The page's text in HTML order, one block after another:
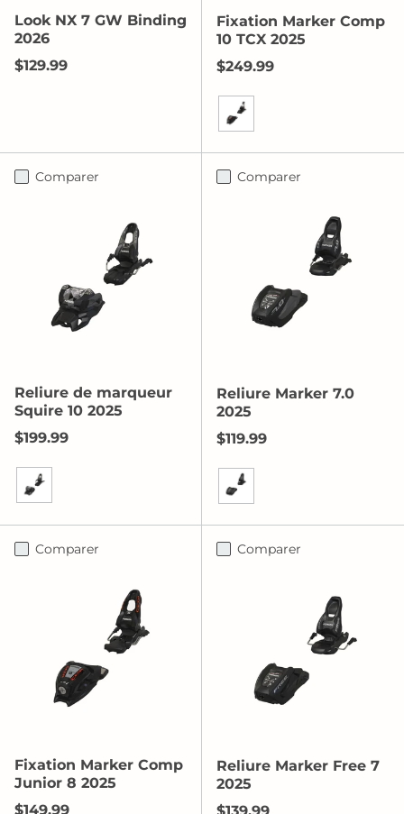
Look NX 7 GW Binding
2026
Prix habituel
$129.99
Fixation Marker Comp
10 TCX 2025
Prix habituel
$249.99
Comparer
Reliure de marqueur
Squire 10 2025
Prix habituel
$199.99
Comparer
Reliure Marker 7.0
2025
Prix habituel
$119.99
Comparer
Fixation Marker Comp
Junior 8 2025
Prix habituel
$149.99
Comparer
Reliure Marker Free 7
2025
Prix habituel
$139.99